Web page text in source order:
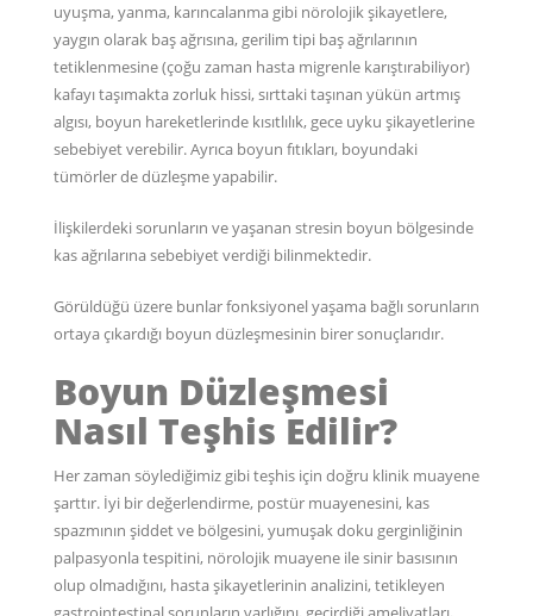
uyuşma, yanma, karıncalanma gibi nörolojik şikayetlere,
yaygın olarak baş ağrısına, gerilim tipi baş ağrılarının
tetiklenmesine (çoğu zaman hasta migrenle karıştırabiliyor)
kafayı taşımakta zorluk hissi, sırttaki taşınan yükün artmış
algısı, boyun hareketlerinde kısıtlılık, gece uyku şikayetlerine
sebebiyet verebilir. Ayrıca boyun fıtıkları, boyundaki
tümörler de düzleşme yapabilir.
İlişkilerdeki sorunların ve yaşanan stresin boyun bölgesinde
kas ağrılarına sebebiyet verdiği bilinmektedir.
Görüldüğü üzere bunlar fonksiyonel yaşama bağlı sorunların
ortaya çıkardığı boyun düzleşmesinin birer sonuçlarıdır.
Boyun Düzleşmesi
Nasıl Teşhis Edilir?
Her zaman söylediğimiz gibi teşhis için doğru klinik muayene
şarttır. İyi bir değerlendirme, postür muayenesini, kas
spazmının şiddet ve bölgesini, yumuşak doku gerginliğinin
palpasyonla tespitini, nörolojik muayene ile sinir basısının
olup olmadığını, hasta şikayetlerinin analizini, tetikleyen